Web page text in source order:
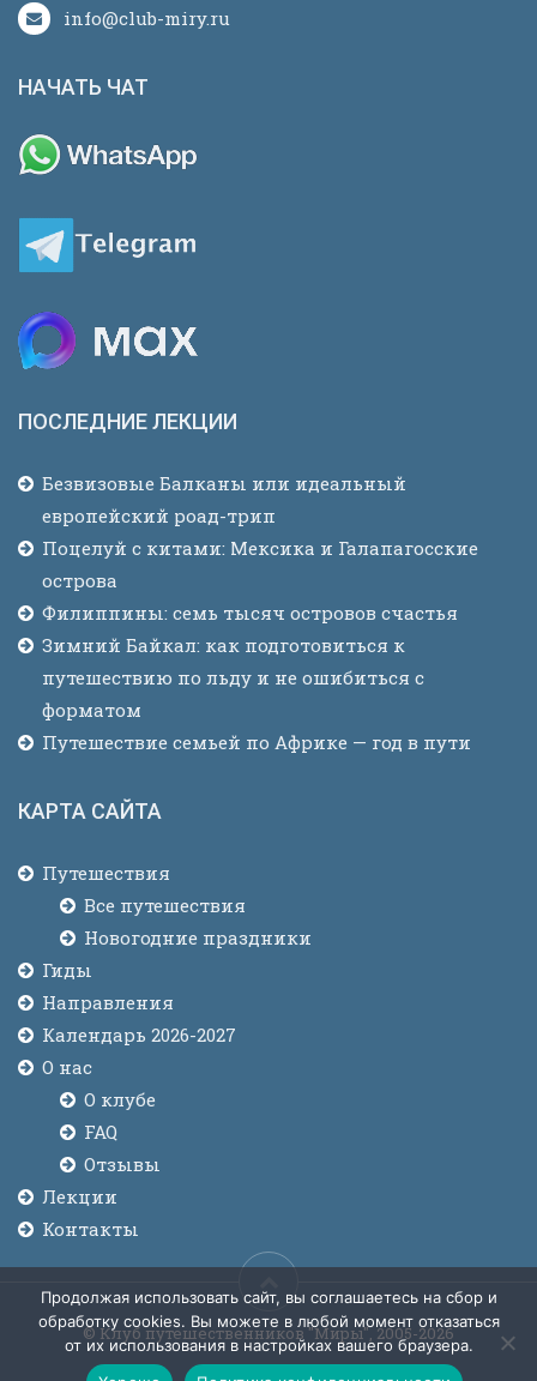
info@club-miry.ru
НАЧАТЬ ЧАТ
ПОСЛЕДНИЕ ЛЕКЦИИ
Безвизовые Балканы или идеальный
европейский роад-трип
Поцелуй с китами: Мексика и Галапагосские
острова
Филиппины: семь тысяч островов счастья
Зимний Байкал: как подготовиться к
путешествию по льду и не ошибиться с
форматом
Путешествие семьей по Африке — год в пути
КАРТА САЙТА
Путешествия
Все путешествия
Новогодние праздники
Гиды
Направления
Календарь 2026-2027
О нас
О клубе
FAQ
Отзывы
Лекции
Контакты
© Клуб путешественников "Миры", 2005-2026
Продолжая использовать сайт, вы соглашаетесь на сбор и
обработку cookies. Вы можете в любой момент отказаться
от их использования в настройках вашего браузера.